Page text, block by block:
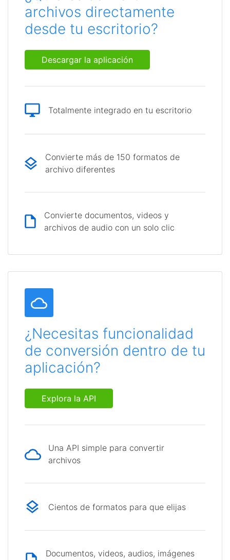
archivos directamente
desde tu escritorio?
Descargar la aplicación
Totalmente integrado en tu escritorio
Convierte más de 150 formatos de
archivo diferentes
Convierte documentos, videos y
archivos de audio con un solo clic
¿Necesitas funcionalidad
de conversión dentro de tu
aplicación?
Explora la API
Una API simple para convertir
archivos
Cientos de formatos para que elijas
Documentos, videos, audios, imágenes